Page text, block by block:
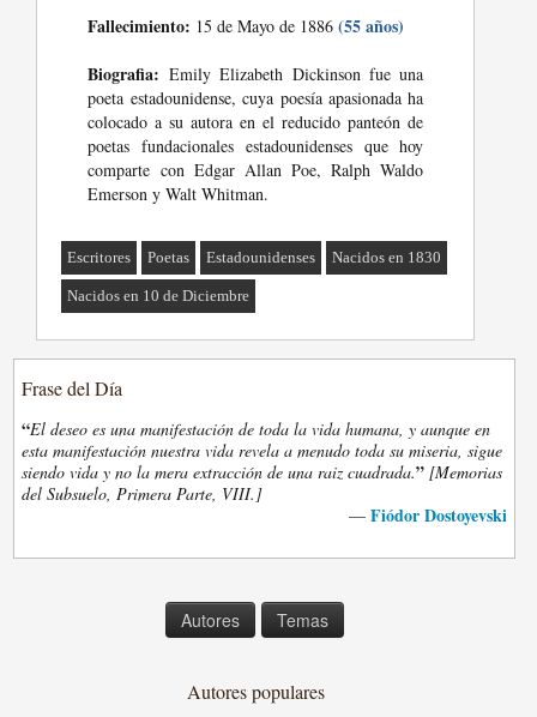
Fallecimiento: 15 de Mayo de 1886(55 años)
Biografia: Emily Elizabeth Dickinson fue una
poeta estadounidense, cuya poesía apasionada ha
colocado a su autora en el reducido panteón de
poetas fundacionales estadounidenses que hoy
comparte con Edgar Allan Poe, Ralph Waldo
Emerson y Walt Whitman.
Escritores Poetas Estadounidenses Nacidos en 1830
Nacidos en 10 de Diciembre
Frase del Día
“El deseo es una manifestación de toda la vida humana, y aunque en
esta manifestación nuestra vida revela a menudo toda su miseria, sigue
siendo vida y no la mera extracción de una raiz cuadrada.” [Memorias
del Subsuelo, Primera Parte, VIII.]
— Fiódor Dostoyevski
Autores Temas
Autores populares